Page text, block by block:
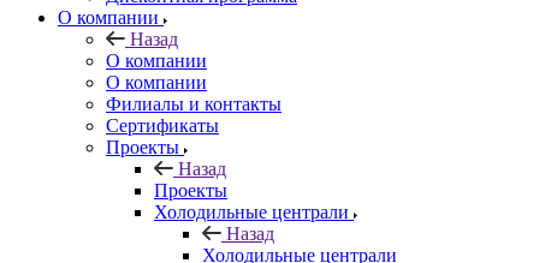
О компании
Назад
О компании
О компании
Филиалы и контакты
Сертификаты
Проекты
Назад
Проекты
Холодильные централи
Назад
Холодильные централи